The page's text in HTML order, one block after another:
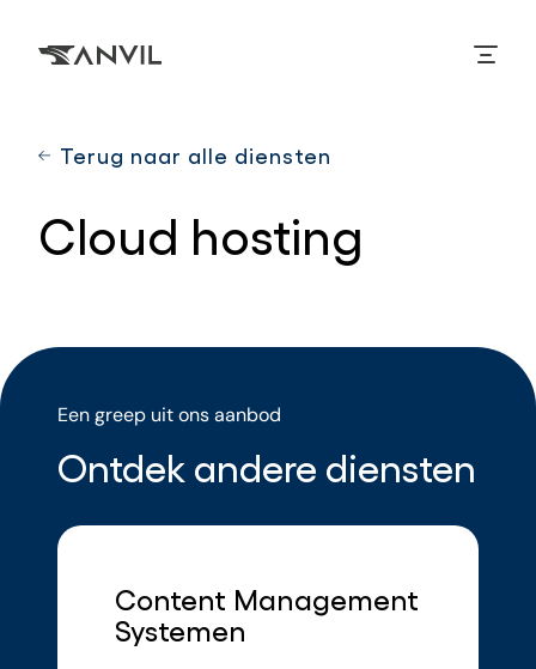
naar
Terug naar alle diensten
Cloud hosting
Een greep uit ons aanbod
Ontdek andere diensten
Content Management
Systemen